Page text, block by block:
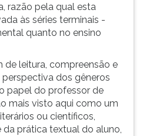
razão pela qual esta
às séries terminais -
quanto no ensino
de leitura, compreensão e
dos gêneros
papel do professor de
mais visto aqui como um
ou científicos,
prática textual do aluno,